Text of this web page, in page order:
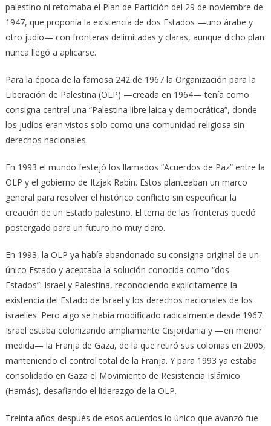
palestino ni retomaba el Plan de Partición del 29 de noviembre de
1947, que proponía la existencia de dos Estados —uno árabe y
otro judío— con fronteras delimitadas y claras, aunque dicho plan
nunca llegó a aplicarse.
Para la época de la famosa 242 de 1967 la Organización para la
Liberación de Palestina (OLP) —creada en 1964— tenía como
consigna central una “Palestina libre laica y democrática”, donde
los judíos eran vistos solo como una comunidad religiosa sin
derechos nacionales.
En 1993 el mundo festejó los llamados “Acuerdos de Paz” entre la
OLP y el gobierno de Itzjak Rabin. Estos planteaban un marco
general para resolver el histórico conflicto sin especificar la
creación de un Estado palestino. El tema de las fronteras quedó
postergado para un futuro no muy claro.
En 1993, la OLP ya había abandonado su consigna original de un
único Estado y aceptaba la solución conocida como “dos
Estados”: Israel y Palestina, reconociendo explícitamente la
existencia del Estado de Israel y los derechos nacionales de los
israelíes. Pero algo se había modificado radicalmente desde 1967:
Israel estaba colonizando ampliamente Cisjordania y —en menor
medida— la Franja de Gaza, de la que retiró sus colonias en 2005,
manteniendo el control total de la Franja. Y para 1993 ya estaba
consolidado en Gaza el Movimiento de Resistencia Islámico
(Hamás), desafiando el liderazgo de la OLP.
Treinta años después de esos acuerdos lo único que avanzó fue